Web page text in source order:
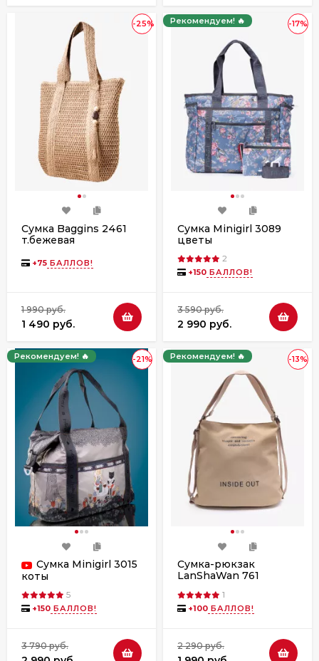
-25%
Сумка Baggins 2461
т.бежевая
+75 БАЛЛОВ!
1 990 руб.
1 490 руб.
-17%
Рекомендуем! 🔥
Сумка Minigirl 3089
цветы
2
+150 БАЛЛОВ!
3 590 руб.
2 990 руб.
-21%
Рекомендуем! 🔥
Сумка Minigirl 3015
коты
5
+150 БАЛЛОВ!
3 790 руб.
-13%
Рекомендуем! 🔥
Сумка-рюкзак
LanShaWan 761
1
+100 БАЛЛОВ!
2 290 руб.